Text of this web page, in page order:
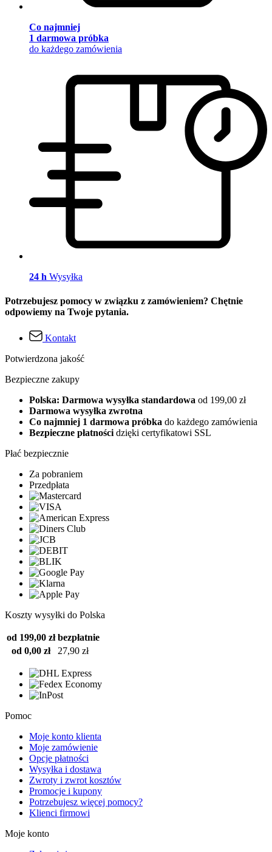
Co najmniej
1 darmowa próbka
do każdego zamówienia
24 h Wysyłka
Potrzebujesz pomocy w związku z zamówieniem? Chętnie
odpowiemy na Twoje pytania.
Kontakt
Potwierdzona jakość
Bezpieczne zakupy
Polska: Darmowa wysyłka standardowa od 199,00 zł
Darmowa wysyłka zwrotna
Co najmniej 1 darmowa próbka do każdego zamówienia
Bezpieczne płatności dzięki certyfikatowi SSL
Płać bezpiecznie
Za pobraniem
Przedpłata
Koszty wysyłki do Polska
od 199,00 zł bezpłatnie
od 0,00 zł
27,90 zł
Pomoc
Moje konto klienta
Moje zamówienie
Opcje płatności
Wysyłka i dostawa
Zwroty i zwrot kosztów
Promocje i kupony
Potrzebujesz więcej pomocy?
Klienci firmowi
Moje konto